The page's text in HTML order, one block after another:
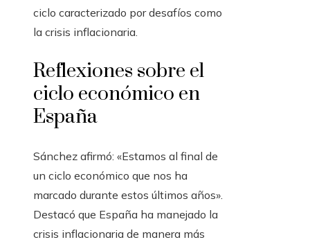
ciclo caracterizado por desafíos como
la crisis inflacionaria.
Reflexiones sobre el
ciclo económico en
España
Sánchez afirmó: «Estamos al final de
un ciclo económico que nos ha
marcado durante estos últimos años».
Destacó que España ha manejado la
crisis inflacionaria de manera más